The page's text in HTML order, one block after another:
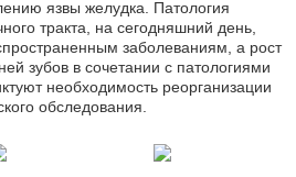
язвы желудка. Патология
тракта, на сегодняшний день,
заболеваниям, а рост
зубов в сочетании с патологиями
необходимость реорганизации
обследования.